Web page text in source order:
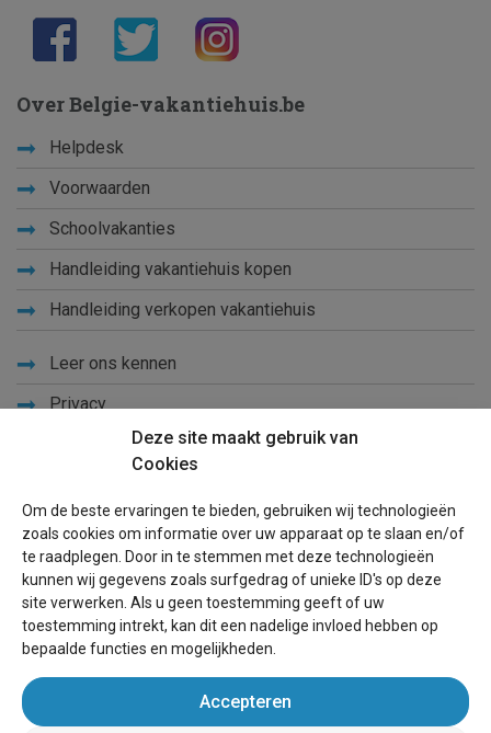
Deze site maakt gebruik van
Cookies
Om de beste ervaringen te bieden, gebruiken wij technologieën
zoals cookies om informatie over uw apparaat op te slaan en/of
te raadplegen. Door in te stemmen met deze technologieën
kunnen wij gegevens zoals surfgedrag of unieke ID's op deze
site verwerken. Als u geen toestemming geeft of uw
toestemming intrekt, kan dit een nadelige invloed hebben op
bepaalde functies en mogelijkheden.
Accepteren
Over Belgie-vakantiehuis.be
Helpdesk
Voorwaarden
Schoolvakanties
Handleiding vakantiehuis kopen
Handleiding verkopen vakantiehuis
Leer ons kennen
Privacy
Blog
Voor eigenaren
Een advertentie plaatsen
Succesvol verhuren vakantiewoning